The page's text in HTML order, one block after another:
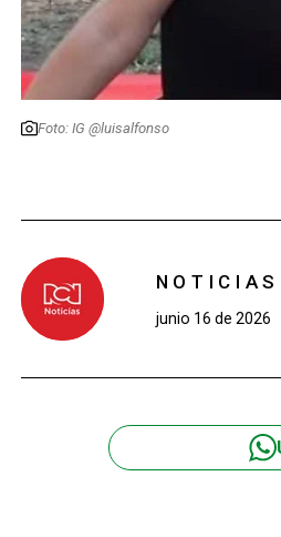
Foto: IG @luisalfonso
NOTICIAS
junio 16 de 2026